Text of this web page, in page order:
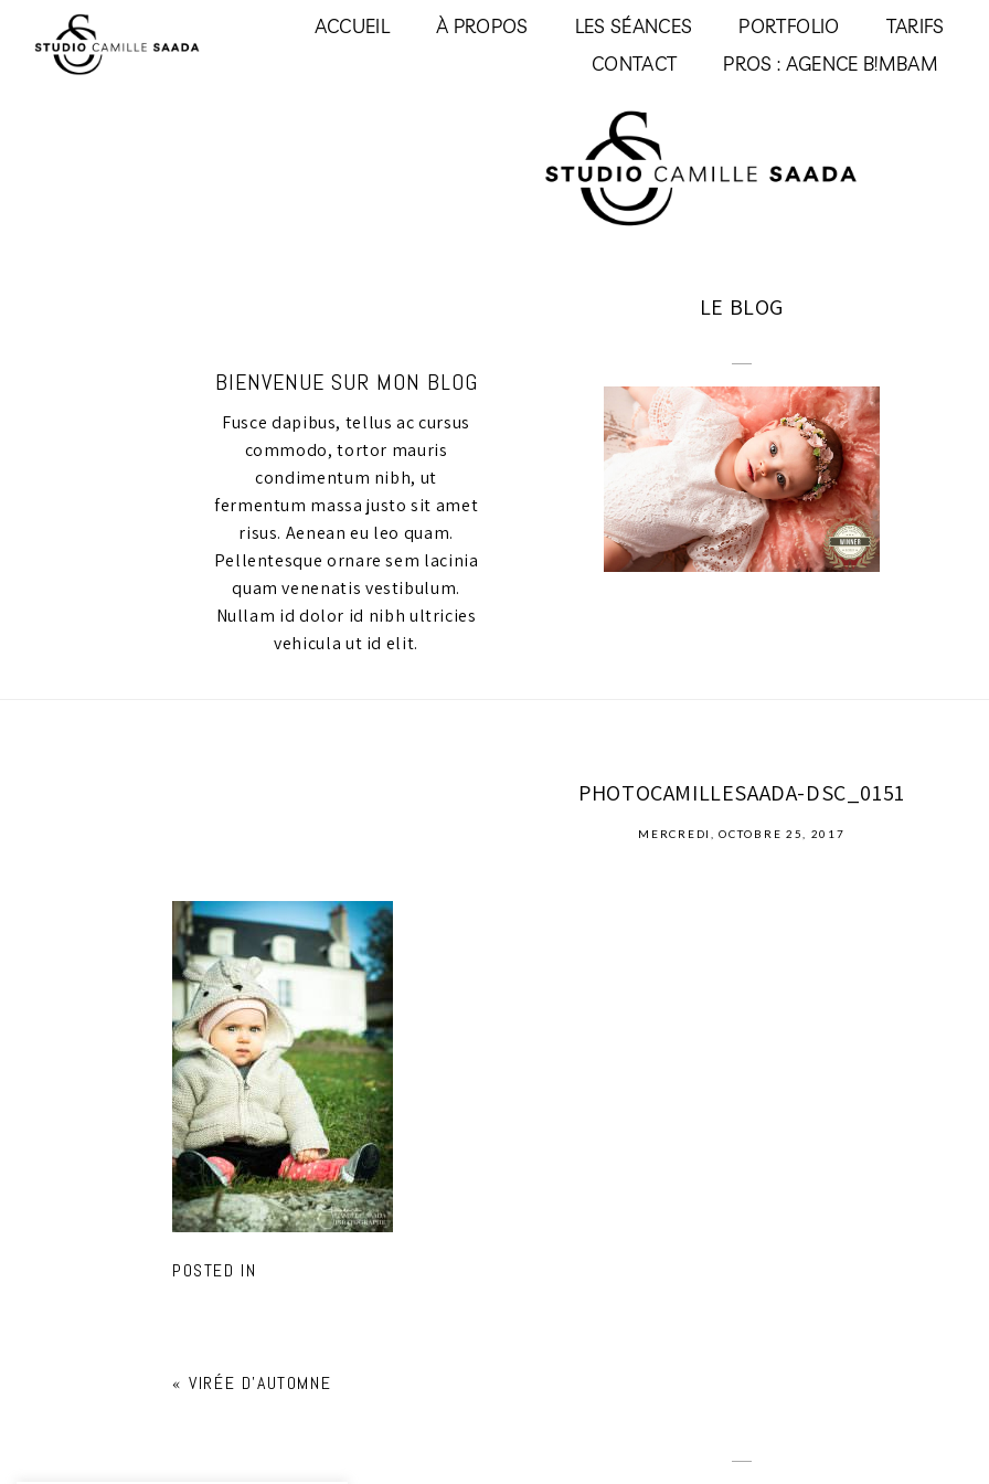
ACCUEIL À PROPOS LES SÉANCES PORTFOLIO TARIFS
CONTACT
PROS : AGENCE B!MBAM
BIENVENUE SUR MON BLOG
Fusce dapibus, tellus ac cursus
commodo, tortor mauris
condimentum nibh, ut
fermentum massa justo sit amet
risus. Aenean eu leo quam.
Pellentesque ornare sem lacinia
quam venenatis vestibulum.
Nullam id dolor id nibh ultricies
vehicula ut id elit.
LE BLOG
PHOTOCAMILLESAADA-DSC_0151
MERCREDI, OCTOBRE 25, 2017
POSTED IN
« VIRÉE D’AUTOMNE